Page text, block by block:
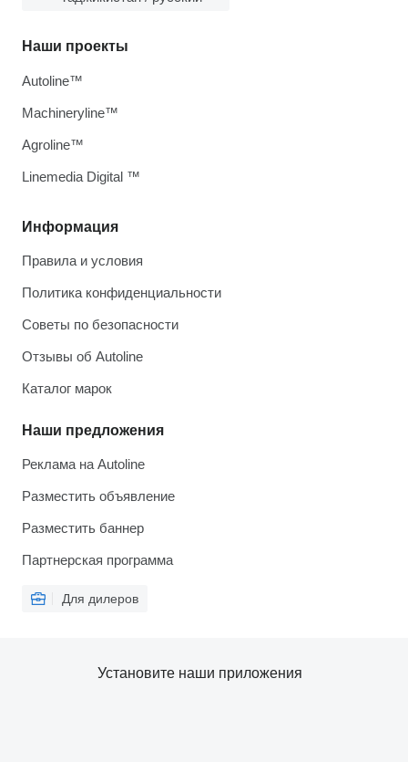
Информация
Правила и условия
Политика конфиденциальности
Советы по безопасности
Отзывы об Autoline
Каталог марок
Наши предложения
Реклама на Autoline
Разместить объявление
Разместить баннер
Партнерская программа
Для дилеров
Наши проекты
Autoline™
Machineryline™
Agroline™
Linemedia Digital ™
Установите наши приложения